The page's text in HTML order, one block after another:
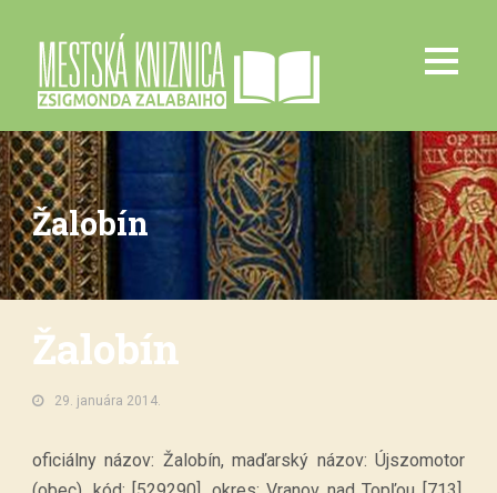
Žalobín
Žalobín
29. januára 2014.
oficiálny názov: Žalobín, maďarský názov: Újszomotor